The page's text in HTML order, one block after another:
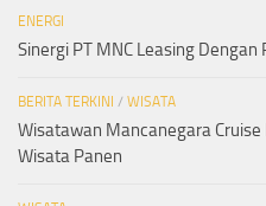
ENERGI
Sinergi PT MNC Leasing Dengan
BERITA TERKINI / WISATA
Wisatawan Mancanegara
Wisata Panen